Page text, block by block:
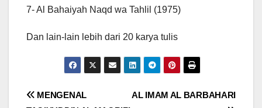
7- Al Bahaiyah Naqd wa Tahlil (1975)
Dan lain-lain lebih dari 20 karya tulis
Post AL IMAM AL BARBAHARI
MENGENAL